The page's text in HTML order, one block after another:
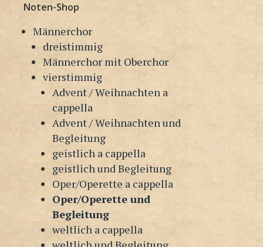
Inhalt
springen
Noten-Shop
Männerchor
dreistimmig
Männerchor mit Oberchor
vierstimmig
Advent / Weihnachten a
cappella
Advent / Weihnachten und
Begleitung
geistlich a cappella
geistlich und Begleitung
Oper/Operette a cappella
Oper/Operette und
Begleitung
weltlich a cappella